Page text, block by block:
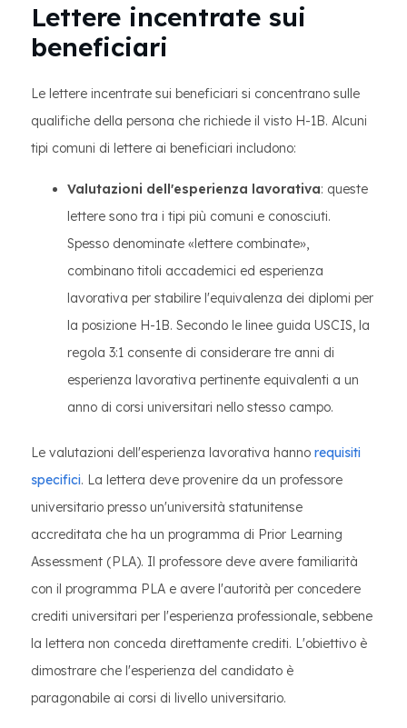
Lettere incentrate sui
beneficiari
Le lettere incentrate sui beneficiari si concentrano sulle
qualifiche della persona che richiede il visto H-1B. Alcuni
tipi comuni di lettere ai beneficiari includono:
Valutazioni dell'esperienza lavorativa: queste
lettere sono tra i tipi più comuni e conosciuti.
Spesso denominate «lettere combinate»,
combinano titoli accademici ed esperienza
lavorativa per stabilire l'equivalenza dei diplomi per
la posizione H-1B. Secondo le linee guida USCIS, la
regola 3:1 consente di considerare tre anni di
esperienza lavorativa pertinente equivalenti a un
anno di corsi universitari nello stesso campo.
Le valutazioni dell'esperienza lavorativa hanno requisiti
specifici. La lettera deve provenire da un professore
universitario presso un'università statunitense
accreditata che ha un programma di Prior Learning
Assessment (PLA). Il professore deve avere familiarità
con il programma PLA e avere l'autorità per concedere
crediti universitari per l'esperienza professionale, sebbene
la lettera non conceda direttamente crediti. L'obiettivo è
dimostrare che l'esperienza del candidato è
paragonabile ai corsi di livello universitario.